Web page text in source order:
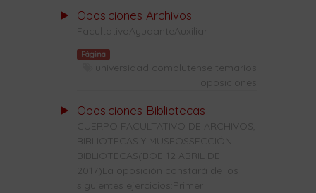
Oposiciones Archivos
FacultativoAyudanteAuxiliar
Página
universidad complutense temarios
oposiciones
Oposiciones Bibliotecas
CUERPO FACULTATIVO DE ARCHIVOS,
BIBLIOTECAS Y MUSEOSSECCIÓN
BIBLIOTECAS(BOE 12 ABRIL DE
2017)La oposición constará de los
siguientes ejercicios:Primer